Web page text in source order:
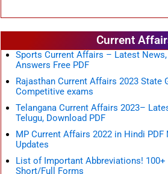
Current
Sports Current Affairs – Latest News,
Answers Free PDF
Rajasthan Current Affairs 2023 State
Competitive exams
Telangana Current Affairs 2023–
Telugu, Download PDF
MP Current Affairs 2022 in Hindi PDF
Updates
List of Important Abbreviations! 100+
Short/Full Forms